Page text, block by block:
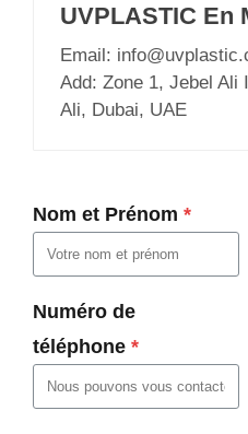
UVPLASTIC En
Email:
Add: Zone 1, Jebel Ali
Ali, Dubai, UAE
Nom et Prénom *
Numéro de
téléphone *